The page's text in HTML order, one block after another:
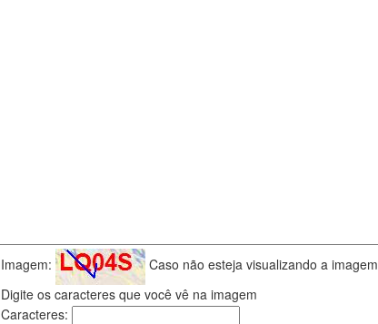
Imagem: Caso não esteja visualizando a imagem
Digite os caracteres que você vê na imagem
Caracteres: